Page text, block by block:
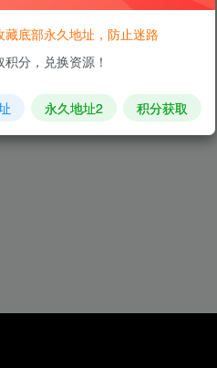
底部永久地址，防止迷路
分，兑换资源！
永久地址2 积分获取